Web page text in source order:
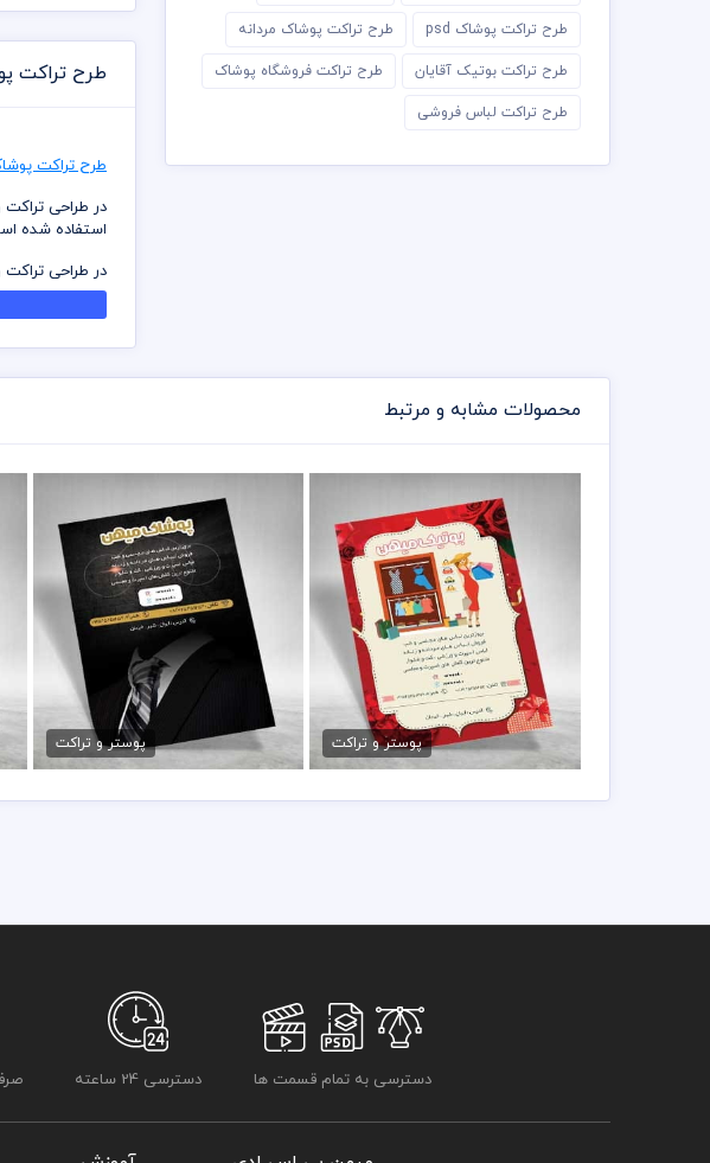
طرح تراکت پوشاک psd طرح تراکت پوشاک مردانه
طرح تراکت بوتیک آقایان طرح تراکت فروشگاه پوشاک
طرح تراکت لباس فروشی
طرح تراکت
طرح تراکت
در طراحی
استفاده شده
در طراحی تراکت
سلیقه ویرایش و
شما می
برای دانلود
قیل از چاپ و
خریدار می باشد
در طراحی
رعایت کلیه
محصولات مشابه و مرتبط
دانلود تراکت پوشاک زنانه psd
79,000 تومان
پوستر و تراکت
طرح تراکت فروشگاه کت و شلوار
پوستر و تراکت
دسترسی به تمام قسمت ها دسترسی 24 ساعته